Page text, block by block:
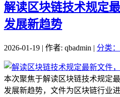
解读区块链技术规定
发展新趋势
2026-01-19 | 作者: qbadmin | 分类
本次聚焦于解读区块链技术规定
发展新趋势，文件为区块链行业